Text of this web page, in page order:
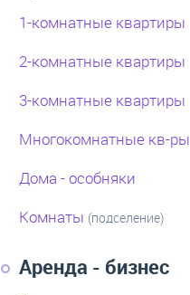
1-комнатные квартиры
2-комнатные квартиры
3-комнатные квартиры
Многокомнатные кв-ры
Дома - особняки
Комнаты (подселение)
Аренда - бизнес